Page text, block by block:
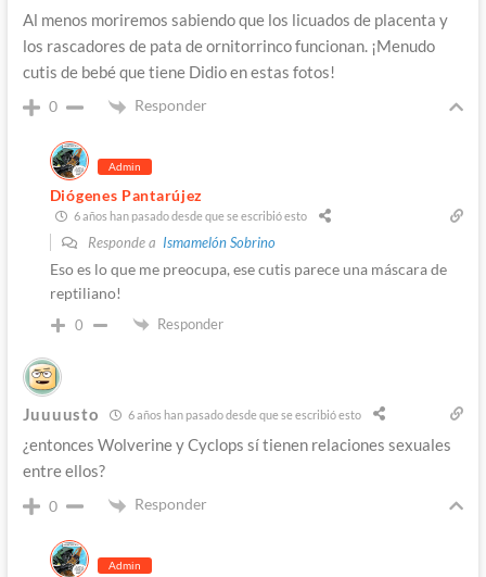
Al menos moriremos sabiendo que los licuados de placenta y
los rascadores de pata de ornitorrinco funcionan. ¡Menudo
cutis de bebé que tiene Didio en estas fotos!
0 Responder
Admin
Diógenes Pantarújez
6 años han pasado desde que se escribió esto
Responde a Ismamelón Sobrino
Eso es lo que me preocupa, ese cutis parece una máscara de
reptiliano!
0 Responder
Juuuusto 6 años han pasado desde que se escribió esto
¿entonces Wolverine y Cyclops sí tienen relaciones sexuales
entre ellos?
0 Responder
Admin